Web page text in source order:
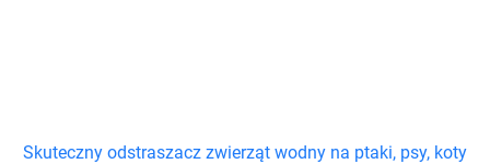
Skuteczny odstraszacz zwierząt wodny na ptaki, psy, koty